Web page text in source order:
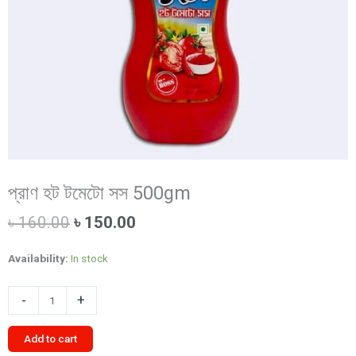
প্রাণ হট টমেটো সস 500gm
৳160.00 Original
was:
৳ 150.00
Availability: In stock
-
হট
টমেটো
সস
+
Add to cart